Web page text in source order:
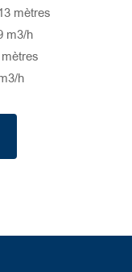
mètres
m3/h
h